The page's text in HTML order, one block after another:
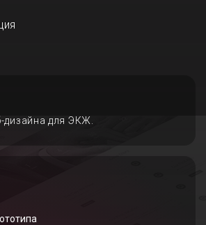
дизайна для ЭКЖ.